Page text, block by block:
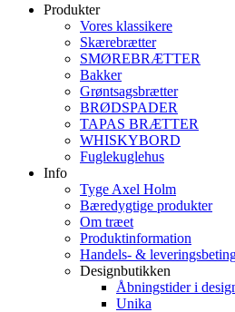
Produkter
Vores klassikere
Skærebrætter
SMØREBRÆTTER
Bakker
Grøntsagsbrætter
BRØDSPADER
TAPAS BRÆTTER
WHISKYBORD
Fuglekuglehus
Info
Tyge Axel Holm
Bæredygtige produkter
Om træet
Produktinformation
Handels- &
Designbutikken
Åbningstider i
Unika